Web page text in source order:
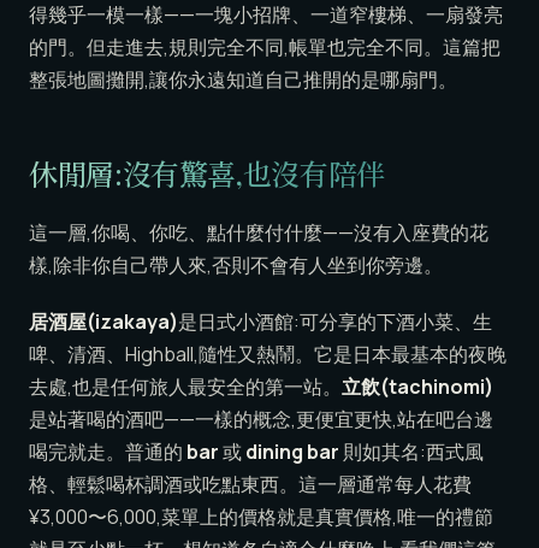
得幾乎一模一樣——一塊小招牌、一道窄樓梯、一扇發亮
的門。但走進去,規則完全不同,帳單也完全不同。這篇把
整張地圖攤開,讓你永遠知道自己推開的是哪扇門。
休閒層:沒有驚喜,也沒有陪伴
這一層,你喝、你吃、點什麼付什麼——沒有入座費的花
樣,除非你自己帶人來,否則不會有人坐到你旁邊。
居酒屋(izakaya)是日式小酒館:可分享的下酒小菜、生
啤、清酒、Highball,隨性又熱鬧。它是日本最基本的夜晚
去處,也是任何旅人最安全的第一站。 立飲(tachinomi)
是站著喝的酒吧——一樣的概念,更便宜更快,站在吧台邊
喝完就走。普通的 bar或dining bar 則如其名:西式風
格、輕鬆喝杯調酒或吃點東西。這一層通常每人花費
¥3,000〜6,000,菜單上的價格就是真實價格,唯一的禮節